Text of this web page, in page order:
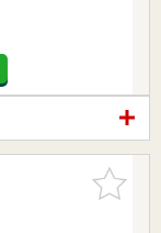
お気に入
りに追加